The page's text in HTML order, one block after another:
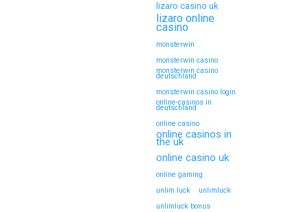
lizaro casino uk
lizaro online
casino
monsterwin
monsterwin casino
monsterwin casino
deutschland
monsterwin casino login
online-casinos in
deutschland
online casino
online casinos in
the uk
online casino uk
online gaming
unlim luck
unlimluck
unlimluck bonus